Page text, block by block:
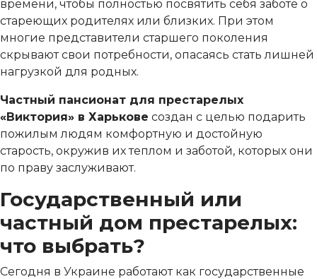
времени, чтобы полностью посвятить себя заботе о
стареющих родителях или близких. При этом
многие представители старшего поколения
скрывают свои потребности, опасаясь стать лишней
нагрузкой для родных.
Частный пансионат для престарелых
«Виктория» в Харькове создан с целью подарить
пожилым людям комфортную и достойную
старость, окружив их теплом и заботой, которых они
по праву заслуживают.
Государственный или
частный дом престарелых:
что выбрать?
Сегодня в Украине работают как государственные